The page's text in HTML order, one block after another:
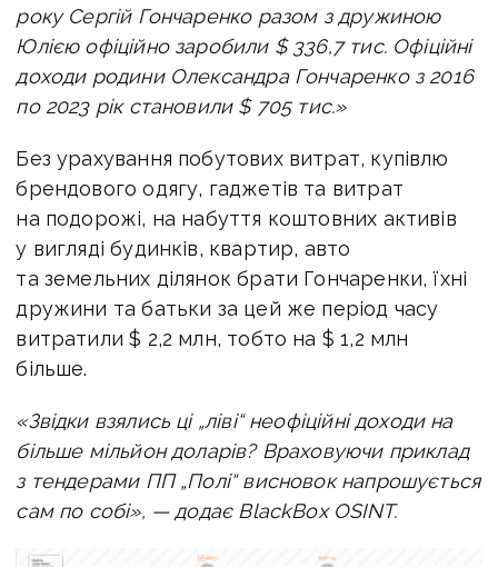
року Сергій Гончаренко разом з дружиною
Юлією офіційно заробили $ 336,7 тис. Офіційні
доходи родини Олександра Гончаренко з 2016
по 2023 рік становили $ 705 тис.»
Без урахування побутових витрат, купівлю
брендового одягу, гаджетів та витрат
на подорожі, на набуття коштовних активів
у вигляді будинків, квартир, авто
та земельних ділянок брати Гончаренки, їхні
дружини та батьки за цей же період часу
витратили $ 2,2 млн, тобто на $ 1,2 млн
більше.
«Звідки взялись ці „ліві“ неофіційні доходи на
більше мільйон доларів? Враховуючи приклад
з тендерами ПП „Полі“ висновок напрошується
сам по собі», — додає BlackBox OSINT.